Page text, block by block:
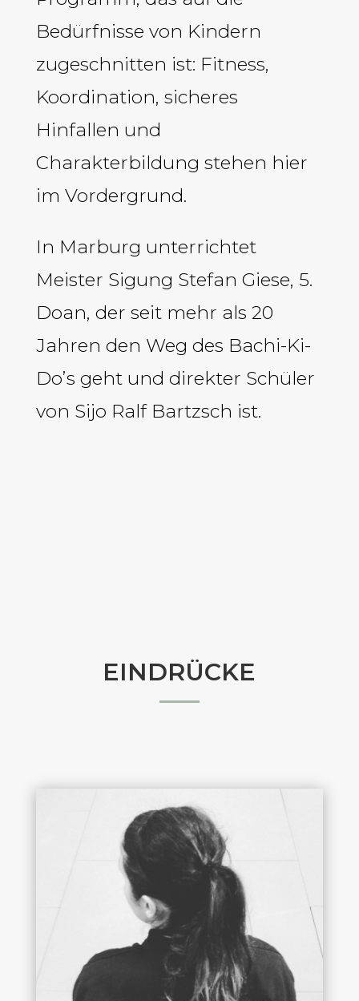
Bedürfnisse von Kindern
zugeschnitten ist: Fitness,
Koordination, sicheres
Hinfallen und
Charakterbildung stehen hier
im Vordergrund.
In Marburg unterrichtet
Meister Sigung Stefan Giese, 5.
Doan, der seit mehr als 20
Jahren den Weg des Bachi-Ki-
Do’s geht und direkter Schüler
von Sijo Ralf Bartzsch ist.
EINDRÜCKE